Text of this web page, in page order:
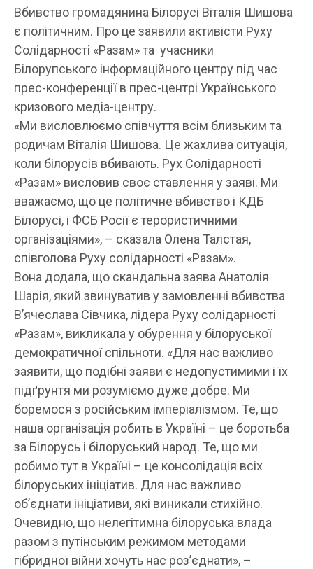
Вбивство громадянина Білорусі Віталія Шишова
є політичним. Про це заявили активісти Руху
Солідарності «Разам» та учасники
Білорупського інформаційного центру під час
прес-конференції в прес-центрі Українського
кризового медіа-центру.
«Ми висловлюємо співчуття всім близьким та
родичам Віталія Шишова. Це жахлива ситуація,
коли білорусів вбивають. Рух Солідарності
«Разам» висловив своє ставлення у заяві. Ми
вважаємо, що це політичне вбивство і КДБ
Білорусі, і ФСБ Росії є терористичними
організаціями», – сказала Олена Талстая,
співголова Руху солідарності «Разам».
Вона додала, що скандальна заява Анатолія
Шарія, який звинуватив у замовленні вбивства
В’ячеслава Сівчика, лідера Руху солідарності
«Разам», викликала у обурення у білоруської
демократичної спільноти. «Для нас важливо
заявити, що подібні заяви є недопустимими і їх
підґрунтя ми розуміємо дуже добре. Ми
боремося з російським імперіалізмом. Те, що
наша організація робить в Україні – це боротьба
за Білорусь і білоруський народ. Те, що ми
робимо тут в Україні – це консолідація всіх
білоруських ініціатив. Для нас важливо
об’єднати ініціативи, які виникали стихійно.
Очевидно, що нелегітимна білоруська влада
разом з путінським режимом методами
гібридної війни хочуть нас роз’єднати», –